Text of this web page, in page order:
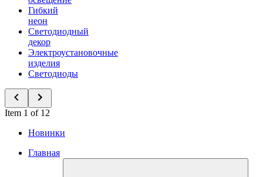
Гибкий
неон
Светодиодный
декор
Электроустановочные
изделия
Светодиоды
Item 1 of 12
Новинки
Главная